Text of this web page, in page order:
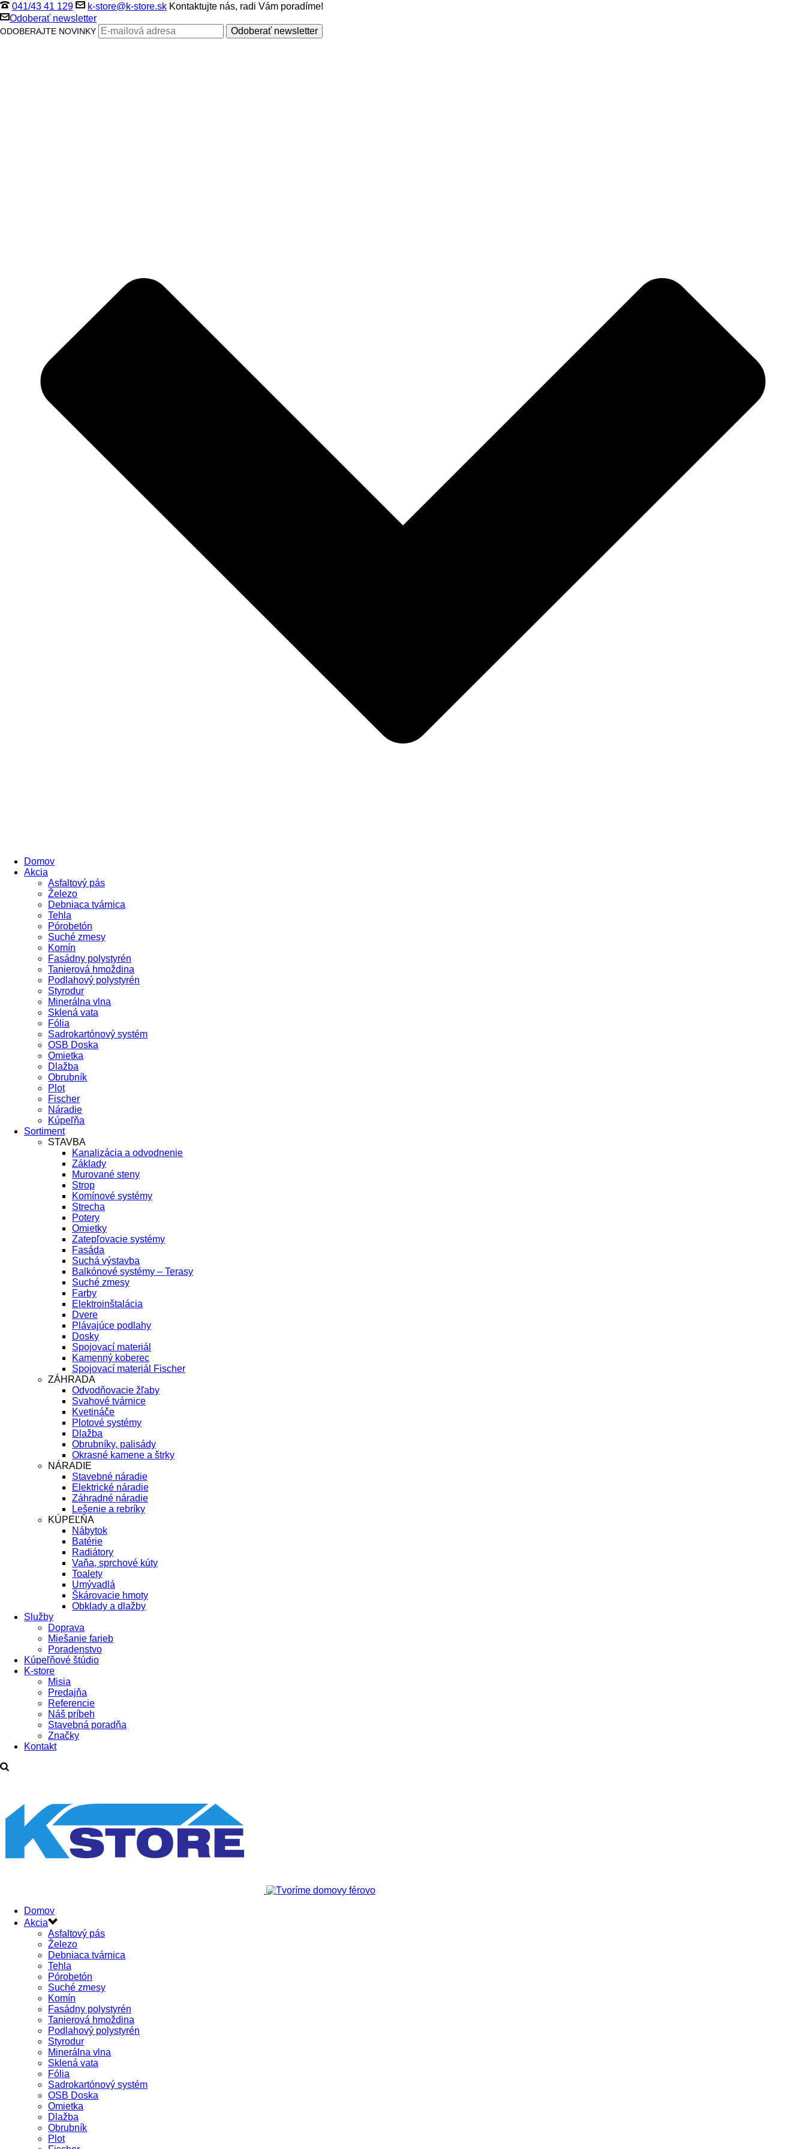
041/43 41 129 k-store@k-store.sk Kontaktujte nás, radi Vám poradíme!
Odoberať newsletter
ODOBERAJTE NOVINKY
Domov
Akcia
Asfaltový pás
Železo
Debniaca tvárnica
Tehla
Pórobetón
Suché zmesy
Komín
Fasádny polystyrén
Tanierová hmoždina
Podlahový polystyrén
Styrodur
Minerálna vlna
Sklená vata
Fólia
Sadrokartónový systém
OSB Doska
Omietka
Dlažba
Obrubník
Plot
Fischer
Náradie
Kúpeľňa
Sortiment
STAVBA
Kanalizácia a odvodnenie
Základy
Murované steny
Strop
Komínové systémy
Strecha
Potery
Omietky
Zatepľovacie systémy
Fasáda
Suchá výstavba
Balkónové systémy – Terasy
Suché zmesy
Farby
Elektroinštalácia
Dvere
Plávajúce podlahy
Dosky
Spojovací materiál
Kamenný koberec
Spojovací materiál Fischer
ZÁHRADA
Odvodňovacie žľaby
Svahové tvárnice
Kvetináče
Plotové systémy
Dlažba
Obrubníky, palisády
Okrasné kamene a štrky
NÁRADIE
Stavebné náradie
Elektrické náradie
Záhradné náradie
Lešenie a rebríky
KÚPEĽŇA
Nábytok
Batérie
Radiátory
Vaňa, sprchové kúty
Toalety
Umývadlá
Škárovacie hmoty
Obklady a dlažby
Služby
Doprava
Miešanie farieb
Poradenstvo
Kúpeľňové štúdio
K-store
Misia
Predajňa
Referencie
Náš príbeh
Stavebná poradňa
Značky
Kontakt
Domov
Akcia
Asfaltový pás
Železo
Debniaca tvárnica
Tehla
Pórobetón
Suché zmesy
Komín
Fasádny polystyrén
Tanierová hmoždina
Podlahový polystyrén
Styrodur
Minerálna vlna
Sklená vata
Fólia
Sadrokartónový systém
OSB Doska
Omietka
Dlažba
Obrubník
Plot